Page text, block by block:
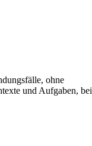
ohne
und Aufgaben, bei